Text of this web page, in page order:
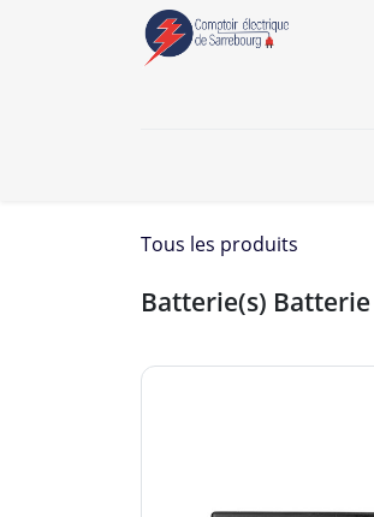
Tous les produits
Batterie(s)